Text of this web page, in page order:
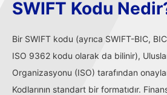
SWIFT Kodu
Bir SWIFT kodu (ayrıca SWIFT-BIC,
ISO 9362 kodu olarak da bilinir),
Organizasyonu (ISO) tarafından
Kodlarının standart bir formatıdır.